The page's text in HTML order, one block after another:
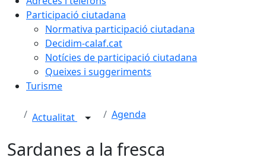
Participació ciutadana
Normativa participació ciutadana
Decidim-calaf.cat
Notícies de participació ciutadana
Queixes i suggeriments
Turisme
Actualitat Agenda
Sardanes a la fresca